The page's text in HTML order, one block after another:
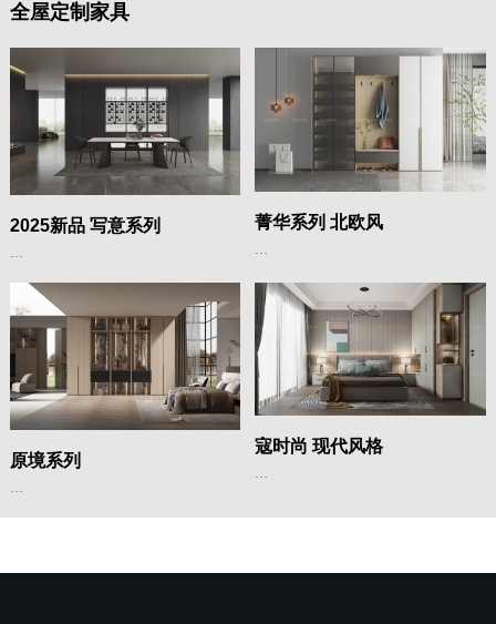
全屋定制家具
2025新品 写意系列 菁华系列 北欧风
...
原境系列
寇时尚 现代风格